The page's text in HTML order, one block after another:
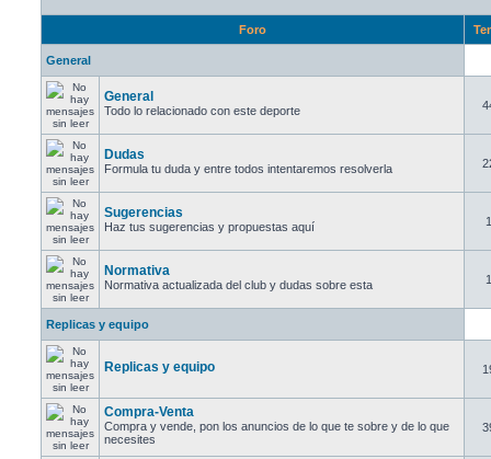
Foro
General
General
Todo lo relacionado con este deporte
Dudas
Formula tu duda y entre todos intentaremos resolverla
Sugerencias
Haz tus sugerencias y propuestas aquí
Normativa
Normativa actualizada del club y dudas sobre esta
Replicas y equipo
Replicas y equipo
Compra-Venta
Compra y vende, pon los anuncios de lo que te sobre y de lo que
necesites